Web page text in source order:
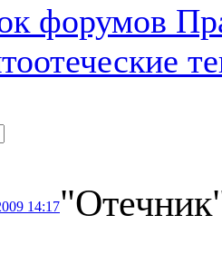
форумов
14:17